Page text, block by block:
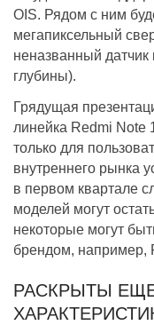
OIS. Рядом с ним
мегапиксельный
неназванный
глубины).
Грядущая
линейка Redmi Note
только для
внутреннего рынка
в первом квартале
моделей могут
некоторые могут
брендом, например,
РАСКРЫТЫ